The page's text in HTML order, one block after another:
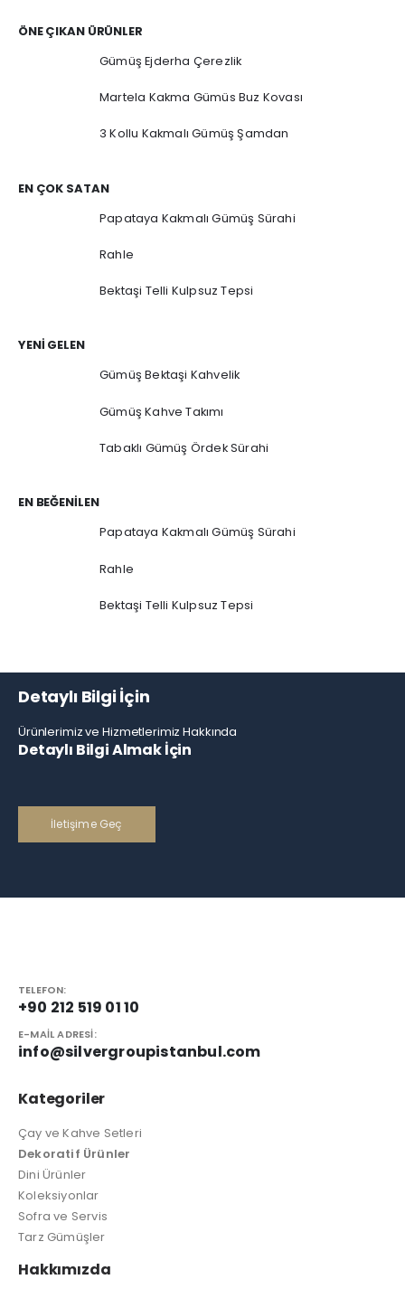
ÖNE ÇIKAN ÜRÜNLER
Gümüş Ejderha Çerezlik
Martela Kakma Gümüs Buz Kovası
3 Kollu Kakmalı Gümüş Şamdan
EN ÇOK SATAN
Papataya Kakmalı Gümüş Sürahi
Rahle
Bektaşi Telli Kulpsuz Tepsi
YENI GELEN
Gümüş Bektaşi Kahvelik
Gümüş Kahve Takımı
Tabaklı Gümüş Ördek Sürahi
EN BEĞENILEN
Papataya Kakmalı Gümüş Sürahi
Rahle
Bektaşi Telli Kulpsuz Tepsi
Detaylı Bilgi İçin
Ürünlerimiz ve Hizmetlerimiz Hakkında
Detaylı Bilgi Almak İçin
İletişime Geç
TELEFON:
+90 212 519 01 10
E-MAIL ADRESI:
info@silvergroupistanbul.com
Kategoriler
Çay ve Kahve Setleri
Dekoratif Ürünler
Dini Ürünler
Koleksiyonlar
Sofra ve Servis
Tarz Gümüşler
Hakkımızda